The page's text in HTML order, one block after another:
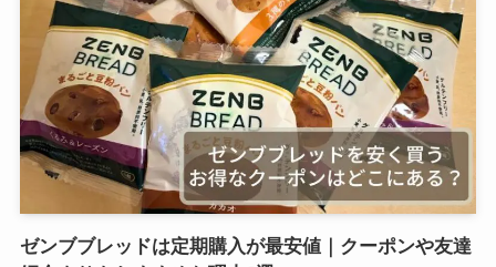
ゼンブブレッドは定期購入が最安値｜クーポンや友達